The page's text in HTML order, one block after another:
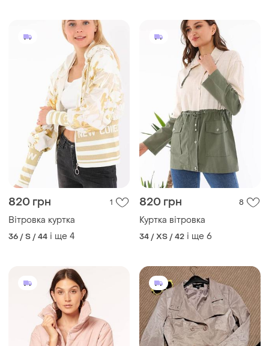
820 грн 1
Вітровка куртка
36 / S / 44 і ще 4
820 грн 8
Куртка вітровка
34 / XS / 42 і ще 6